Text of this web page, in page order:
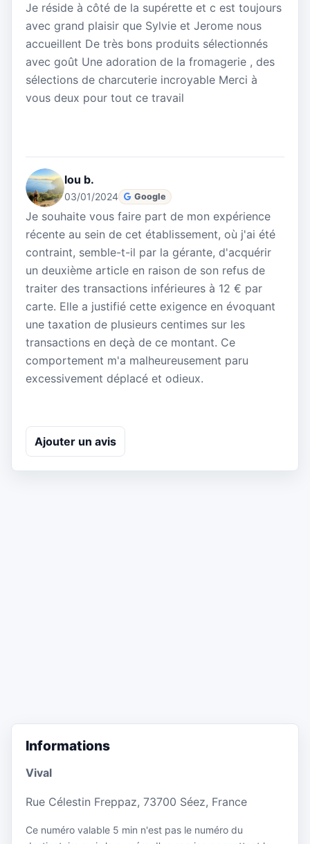
Je réside à côté de la supérette et c est toujours
avec grand plaisir que Sylvie et Jerome nous
accueillent De très bons produits sélectionnés
avec goût Une adoration de la fromagerie , des
sélections de charcuterie incroyable Merci à
vous deux pour tout ce travail
lou b.
03/01/2024 Google
Je souhaite vous faire part de mon expérience
récente au sein de cet établissement, où j'ai été
contraint, semble-t-il par la gérante, d'acquérir
un deuxième article en raison de son refus de
traiter des transactions inférieures à 12 € par
carte. Elle a justifié cette exigence en évoquant
une taxation de plusieurs centimes sur les
transactions en deçà de ce montant. Ce
comportement m'a malheureusement paru
excessivement déplacé et odieux.
Ajouter un avis
Informations
Vival
Rue Célestin Freppaz, 73700 Séez, France
Ce numéro valable 5 min n'est pas le numéro du